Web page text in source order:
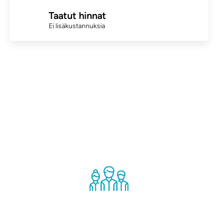
Taatut hinnat
Ei lisäkustannuksia